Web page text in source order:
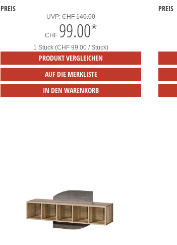
PREIS
UVP:CHF 140.00
CHF 99.00*
1 Stück (CHF 99.00 / Stück)
PRODUKT VERGLEICHEN
AUF DIE MERKLISTE
IN DEN WARENKORB
PREIS